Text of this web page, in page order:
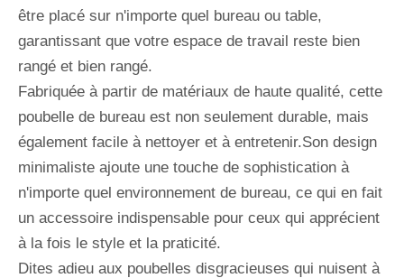
être placé sur n'importe quel bureau ou table,
garantissant que votre espace de travail reste bien
rangé et bien rangé.
Fabriquée à partir de matériaux de haute qualité, cette
poubelle de bureau est non seulement durable, mais
également facile à nettoyer et à entretenir.Son design
minimaliste ajoute une touche de sophistication à
n'importe quel environnement de bureau, ce qui en fait
un accessoire indispensable pour ceux qui apprécient
à la fois le style et la praticité.
Dites adieu aux poubelles disgracieuses qui nuisent à